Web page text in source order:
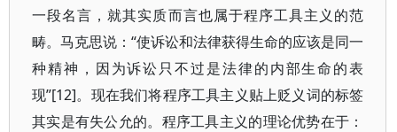
一段名言，就其实质而言也属于程序工具主义的范
畴。马克思说：“使诉讼和法律获得生命的应该是同一
种精神，因为诉讼只不过是法律的内部生命的表
现”[12]。现在我们将程序工具主义贴上贬义词的标签
其实是有失公允的。程序工具主义的理论优势在于：